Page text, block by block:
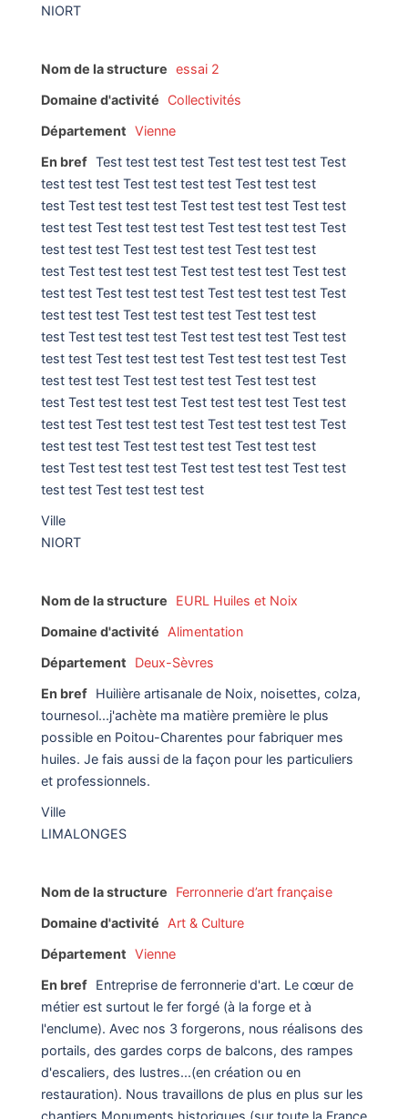
NIORT
Nom de la structure essai 2
Domaine d'activité
Collectivités
Département Vienne
En bref Test test test test Test test test test Test
test test test Test test test test Test test test
test Test test test test Test test test test Test test
test test Test test test test Test test test test Test
test test test Test test test test Test test test
test Test test test test Test test test test Test test
test test Test test test test Test test test test Test
test test test Test test test test Test test test
test Test test test test Test test test test Test test
test test Test test test test Test test test test Test
test test test Test test test test Test test test
test Test test test test Test test test test Test test
test test Test test test test Test test test test Test
test test test Test test test test Test test test
test Test test test test Test test test test Test test
test test Test test test test
Ville
NIORT
Nom de la structure
EURL Huiles et Noix
Domaine d'activité
Alimentation
Département
Deux-Sèvres
En bref Huilière artisanale de Noix, noisettes, colza,
tournesol...j'achète ma matière première le plus
possible en Poitou-Charentes pour fabriquer mes
huiles. Je fais aussi de la façon pour les particuliers
et professionnels.
Ville
LIMALONGES
Nom de la structure
Ferronnerie d’art française
Domaine d'activité
Art & Culture
Département Vienne
En bref Entreprise de ferronnerie d'art. Le cœur de
métier est surtout le fer forgé (à la forge et à
l'enclume). Avec nos 3 forgerons, nous réalisons des
portails, des gardes corps de balcons, des rampes
d'escaliers, des lustres...(en création ou en
restauration). Nous travaillons de plus en plus sur les
chantiers Monuments historiques (sur toute la France